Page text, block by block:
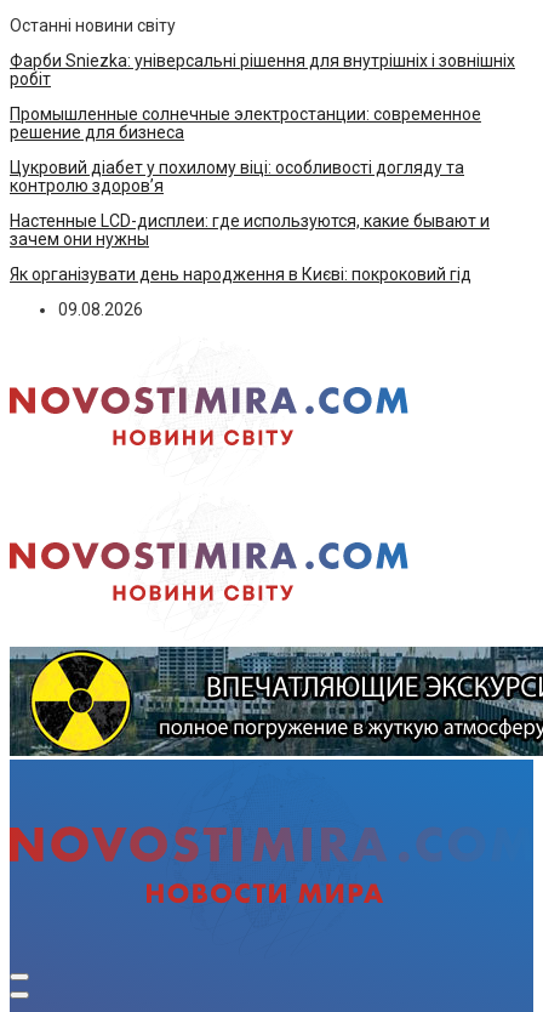
Останні новини світу
Фарби Sniezka: універсальні рішення для внутрішніх і зовнішніх
робіт
Промышленные солнечные электростанции: современное
решение для бизнеса
Цукровий діабет у похилому віці: особливості догляду та
контролю здоров’я
Настенные LCD-дисплеи: где используются, какие бывают и
зачем они нужны
Як організувати день народження в Києві: покроковий гід
09.08.2026